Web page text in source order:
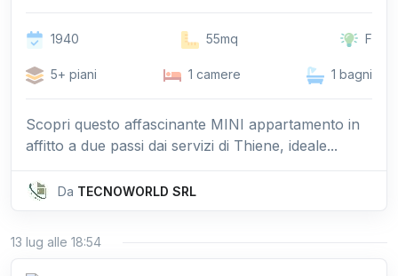
1940 55mq F
5+ piani 1 camere 1 bagni
Scopri questo affascinante MINI appartamento in
affitto a due passi dai servizi di Thiene, ideale...
Da TECNOWORLD SRL
13 lug alle 18:54